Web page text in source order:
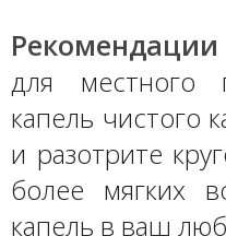
для местного
капель чистого
и разотрите
более мягких
капель в ваш